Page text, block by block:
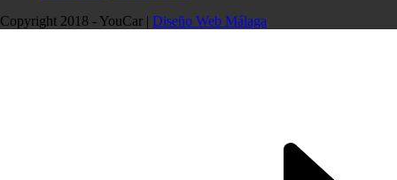
Copyright 2018 - YouCar | Diseño Web Málaga